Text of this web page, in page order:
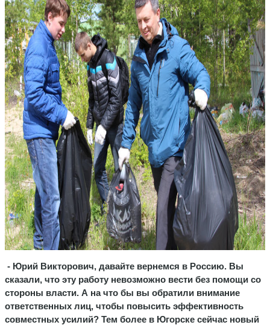
- Юрий Викторович, давайте вернемся в Россию. Вы
сказали, что эту работу невозможно вести без помощи со
стороны власти. А на что бы вы обратили внимание
ответственных лиц, чтобы повысить эффективность
совместных усилий? Тем более в Югорске сейчас новый